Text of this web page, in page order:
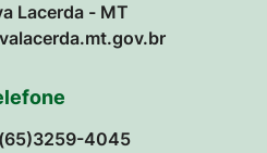
Lacerda - MT
4045